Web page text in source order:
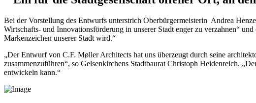
Bei der Vorstellung des Entwurfs unterstrich Oberbürgermeisterin Andrea
Wirtschafts- und Innovationsförderung in unserer Stadt enger zu verzahnen“
Markenzeichen unserer Stadt wird.“
„Der Entwurf von C.F. Møller Architects hat uns überzeugt durch seine
zusammenzuführen“, so Gelsenkirchens Stadtbaurat Christoph Heidenreich.
entwickeln kann.“